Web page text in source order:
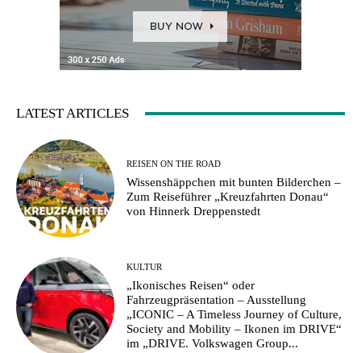
LATEST ARTICLES
REISEN ON THE ROAD
Wissenshäppchen mit bunten Bilderchen –
Zum Reiseführer „Kreuzfahrten Donau“
von Hinnerk Dreppenstedt
KULTUR
„Ikonisches Reisen“ oder
Fahrzeugpräsentation – Ausstellung
„ICONIC – A Timeless Journey of Culture,
Society and Mobility – Ikonen im DRIVE“
im „DRIVE. Volkswagen Group...